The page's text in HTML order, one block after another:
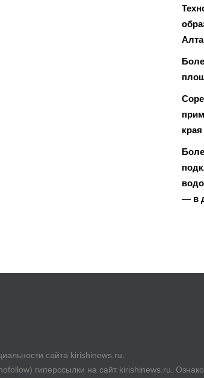
края
— в
сайта kirishinews.ru.
гиперссылки на сайт kirishinews.ru.